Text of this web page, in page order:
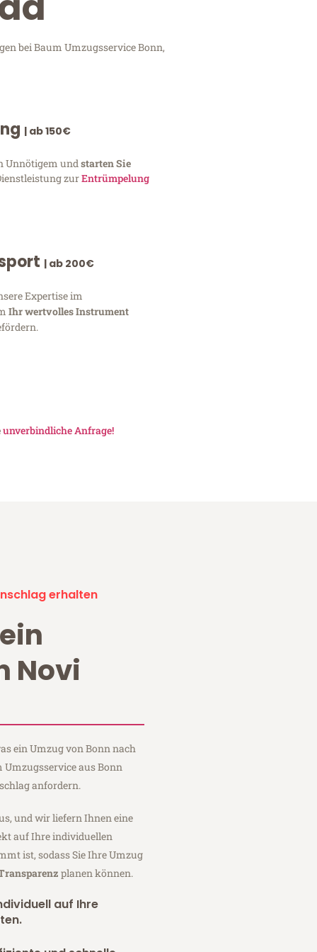
bei Baum Umzugsservice Bonn,
| ab 150€
Unnötigem und starten Sie
zurEntrümpelung
| ab 200€
Expertise im
Ihr wertvolles Instrument
unverbindliche Anfrage!
erhalten
Novi
ein Umzug von Bonn nach
Umzugsservice aus Bonn
anfordern.
und wir liefern Ihnen eine
auf Ihre individuellen
ist, sodass Sie Ihre Umzug
planen können.
auf Ihre